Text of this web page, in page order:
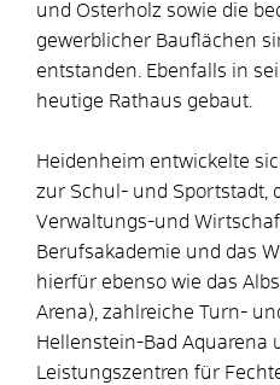
und Osterholz sowie die
gewerblicher Bauflächen
entstanden. Ebenfalls in
heutige Rathaus gebaut.
Heidenheim entwickelte
zur Schul- und Sportstadt,
Verwaltungs-und
Berufsakademie und das
hierfür ebenso wie das
Arena), zahlreiche Turn-
Hellenstein-Bad Aquarena
Leistungszentren für